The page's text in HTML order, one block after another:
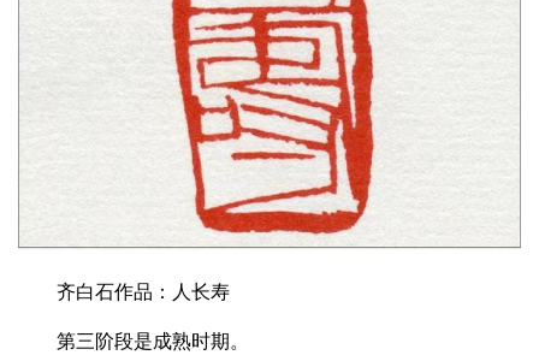
齐白石作品：人长寿
第三阶段是成熟时期。